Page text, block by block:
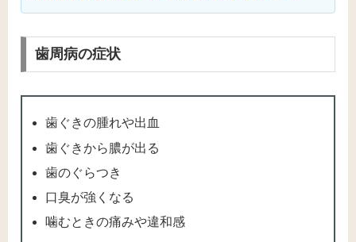
歯周病の症状
歯ぐきの腫れや出血
歯ぐきから膿が出る
歯のぐらつき
口臭が強くなる
噛むときの痛みや違和感